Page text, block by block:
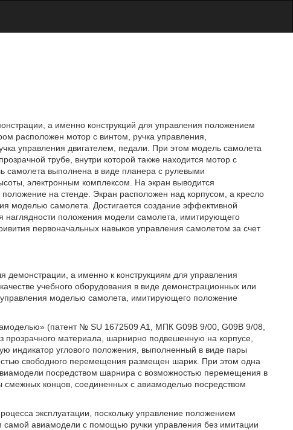
а именно конструкций для управления положением
расположен мотор с винтом, ручка управления,
управления двигателем, педали. При этом модель самолета
трубе, внутри которой также находится мотор с
самолета выполнена в виде планера с рулевыми
электронным комплексом. На экран выводится
на стенде. Экран расположен над корпусом, а кресло
моделью самолета. Достигается создание эффективной
положения модели самолета, имитирующего
первоначальных навыков управления самолетом за счет
демонстрации, а именно к конструкциям для управления
учебного оборудования в виде демонстрационных или
моделью самолета, имитирующего положение
(патент № SU 1672509 A1, МПК G09B 9/00, G09B 9/08,
материала, шарнирно подвешенную на корпусе,
индикатор углового положения, выполненный в виде пары
свободного перемещения размещен шарик. При этом одна
посредством шарнира с возможностью перемещения в
смежных концов, соединенных с авиамоделью посредством
эксплуатации, поскольку управление положением
авиамодели с помощью ручки управления без имитации